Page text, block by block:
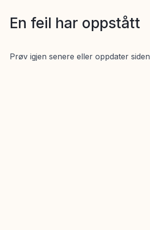
En feil har oppstått
Prøv igjen senere eller oppdater siden